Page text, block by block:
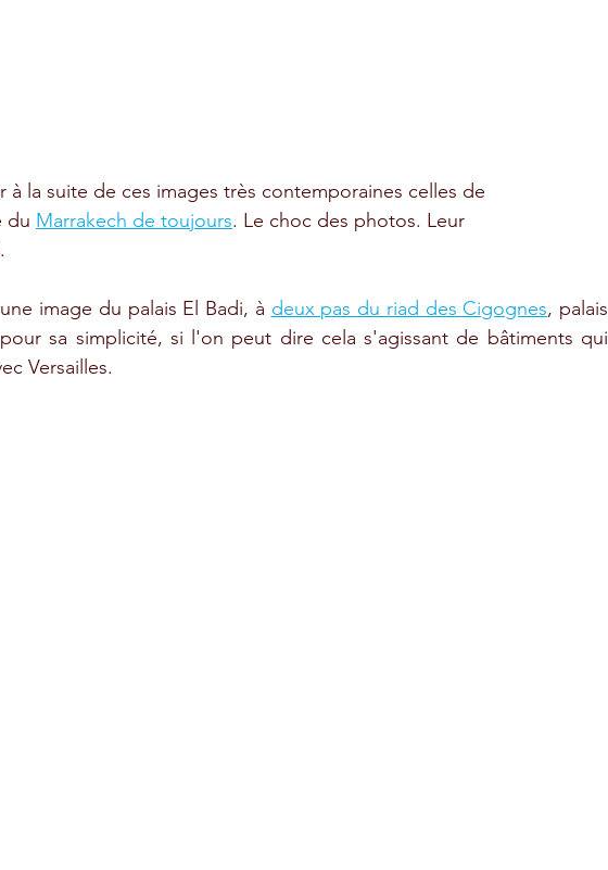
à la suite de ces images très contemporaines celles de
du Marrakech de toujours. Le choc des photos. Leur
image du palais El Badi, à deux pas du riad des Cigognes, palais
sa simplicité, si l'on peut dire cela s'agissant de bâtiments qui
Versailles.